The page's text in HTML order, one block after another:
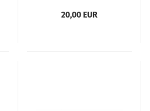
20,00 EUR